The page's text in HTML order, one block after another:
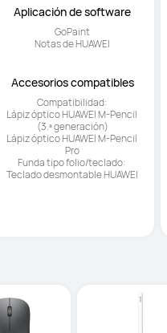
Aplicación de software
GoPaint
Notas de HUAWEI
Accesorios compatibles
Compatibilidad:
Lápiz óptico HUAWEI M-Pencil
(3.ª generación)
Lápiz óptico HUAWEI M-Pencil
Pro
Funda tipo folio/teclado:
Teclado desmontable HUAWEI